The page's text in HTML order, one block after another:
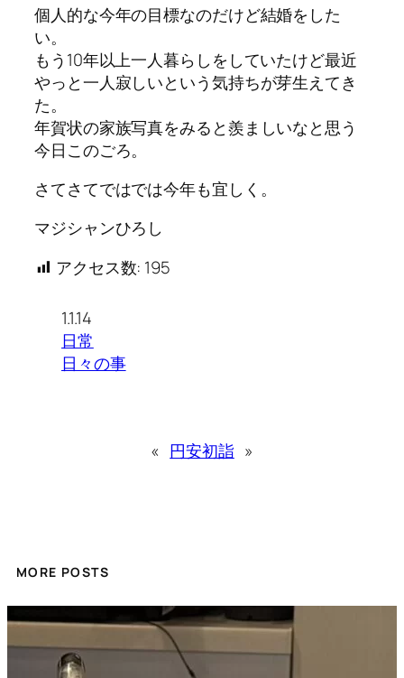
個人的な今年の目標なのだけど結婚をした
い。
もう10年以上一人暮らしをしていたけど最近
やっと一人寂しいという気持ちが芽生えてき
た。
年賀状の家族写真をみると羨ましいなと思う
今日このごろ。
さてさてではでは今年も宜しく。
マジシャンひろし
アクセス数: 195
1.1.14
日常
日々の事
« 円安初詣 »
MORE POSTS